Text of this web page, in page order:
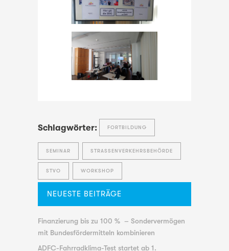
Schlagwörter: FORTBILDUNG
SEMINAR STRASSENVERKEHRSBEHÖRDE
STVO WORKSHOP
NEUESTE BEITRÄGE
Finanzierung bis zu 100 % – Sondervermögen
mit Bundesfördermitteln kombinieren
ADFC-Fahrradklima-Test startet ab 1.